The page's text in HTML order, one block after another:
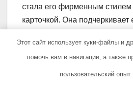
стала его фирменным стилем
карточкой. Она подчеркивает
запоминающимся на
выступлениях. Невероятные
он создает с помощью своей
позволяют ему привлечь
Этот сайт использует куки-файлы и
помочь вам в навигации, а также
пользовательский опыт.